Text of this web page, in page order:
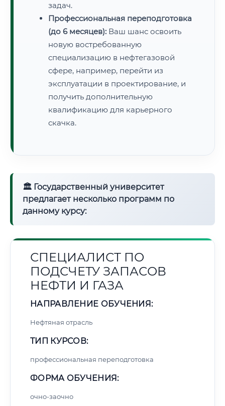
задач.
Профессиональная переподготовка
(до 6 месяцев): Ваш шанс освоить
новую востребованную
специализацию в нефтегазовой
сфере, например, перейти из
эксплуатации в проектирование, и
получить дополнительную
квалификацию для карьерного
скачка.
🏛 Государственный университет
предлагает несколько программ по
данному курсу:
СПЕЦИАЛИСТ ПО
ПОДСЧЕТУ ЗАПАСОВ
НЕФТИ И ГАЗА
НАПРАВЛЕНИЕ ОБУЧЕНИЯ:
Нефтяная отрасль
ТИП КУРСОВ:
профессиональная переподготовка
ФОРМА ОБУЧЕНИЯ:
очно-заочно